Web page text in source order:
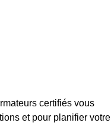
certifiés vous
et pour planifier votre